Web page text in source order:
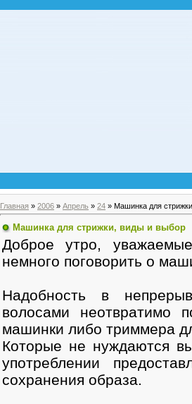
Главная » 2006 » Апрель » 24 » Машинка для
Машинка для стрижки, виды и выбор
Доброе утро,
немного поговорить о
Надобность в
волосами неотвратимо
машинки либо триммера
Которые не нуждаются
употреблении
сохранения образа.